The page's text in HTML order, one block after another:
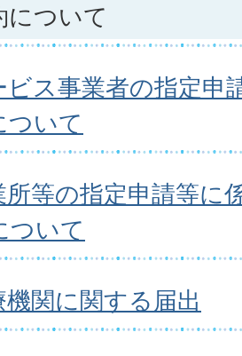
について
ビス事業者の指定申
ついて
所等の指定申請等に
ついて
関に関する届出